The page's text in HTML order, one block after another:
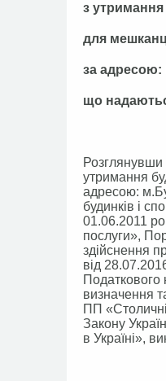
з утримання
для
за адресою:
що
утримання
адресою:
будинків і
01.06.2011
послуги»,
здійснення
від
Податкового
визначення
ПП
Закону
в Україні»,